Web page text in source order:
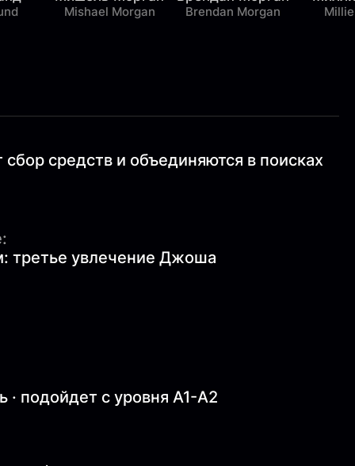
Mishael Morgan Brendan Morgan
средств и объединяются в поисках
третье увлечение Джоша
· подойдет с уровня A1-A2